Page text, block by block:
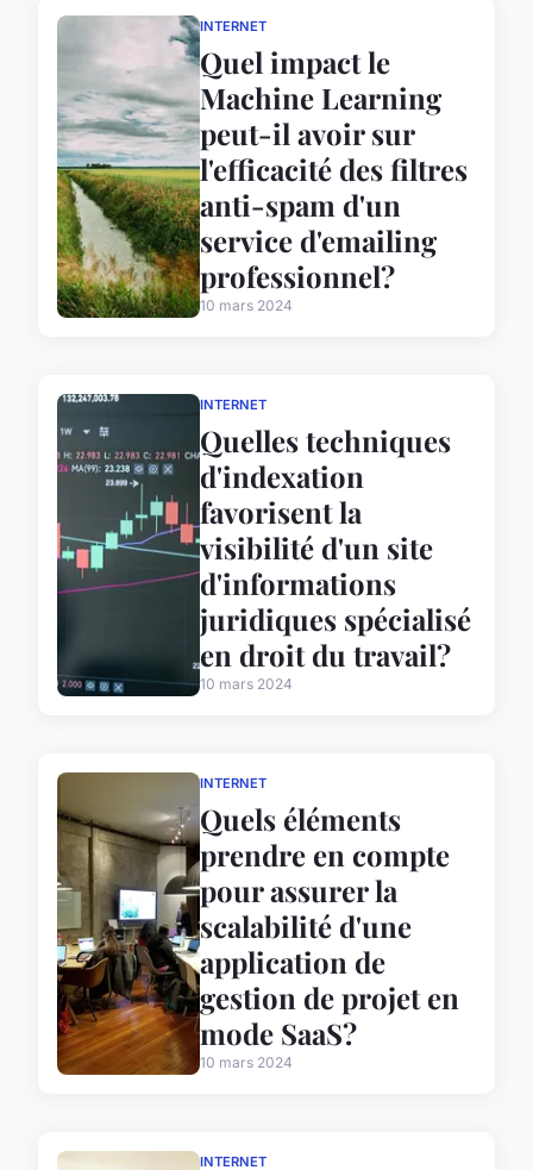
INTERNET
Quel impact le
Machine Learning
peut-il avoir sur
l'efficacité des filtres
anti-spam d'un
service d'emailing
professionnel?
10 mars 2024
INTERNET
Quelles techniques
d'indexation
favorisent la
visibilité d'un site
d'informations
juridiques spécialisé
en droit du travail?
10 mars 2024
INTERNET
Quels éléments
prendre en compte
pour assurer la
scalabilité d'une
application de
gestion de projet en
mode SaaS?
10 mars 2024
INTERNET